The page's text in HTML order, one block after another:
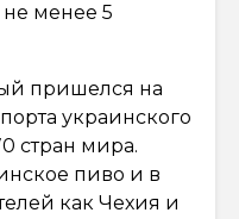
менее 5
пришелся на
украинского
стран мира.
пиво и в
как Чехия и